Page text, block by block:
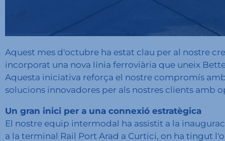
Aquest mes d'octubre ha estat clau per al nostre
incorporat una nova línia ferroviària que uneix
Aquesta iniciativa reforça el nostre compromís
solucions innovadores per als nostres clients amb
Un gran inici per a una connexió estratègica
El nostre equip intermodal ha assistit a la
a la terminal Rail Port Arad a Curtici, on ha tingut